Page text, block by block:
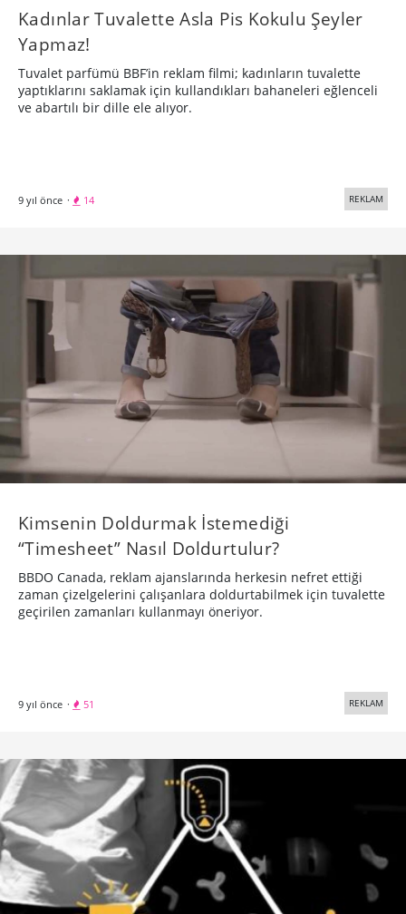
Kadınlar Tuvalette Asla Pis Kokulu Şeyler
Yapmaz!
Tuvalet parfümü BBF’in reklam filmi; kadınların tuvalette
yaptıklarını saklamak için kullandıkları bahaneleri eğlenceli
ve abartılı bir dille ele alıyor.
9 yıl önce · 14 REKLAM
Kimsenin Doldurmak İstemediği
“Timesheet” Nasıl Doldurtulur?
BBDO Canada, reklam ajanslarında herkesin nefret ettiği
zaman çizelgelerini çalışanlara doldurtabilmek için tuvalette
geçirilen zamanları kullanmayı öneriyor.
9 yıl önce · 51 REKLAM